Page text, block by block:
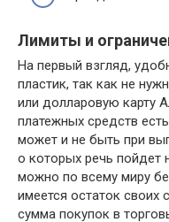
Лимиты и
На первый взгляд,
пластик, так как не
или долларовую карту
платежных средств
может и не быть при
о которых речь пойдет
можно по всему миру
имеется остаток своих
сумма покупок в